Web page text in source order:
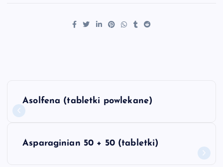
a
Asolfena (tabletki powlekane)
Asparaginian 50 + 50 (tabletki)